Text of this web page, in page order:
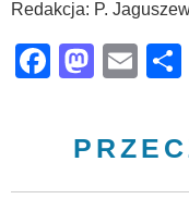
Redakcja: P.
Facebook